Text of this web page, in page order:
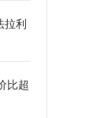
拉利
比超